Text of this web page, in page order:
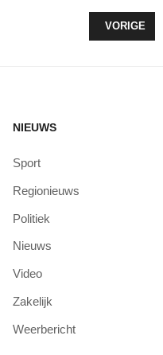
VORIG
VORIGE
NIEUWS
Sport
Regionieuws
Politiek
Nieuws
Video
Zakelijk
Weerbericht